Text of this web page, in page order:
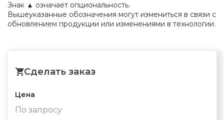
Знак ▲ означает опциональность.
Вышеуказанные обозначения могут измениться в связи с
обновлением продукции или изменениями в технологии.
Сделать заказ
Цена
По запросу